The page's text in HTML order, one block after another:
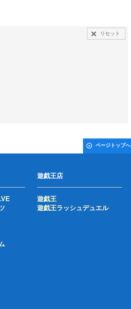
リセット
ページトップへ
遊戯王店
遊戯王
遊戯王ラッシュデュエル